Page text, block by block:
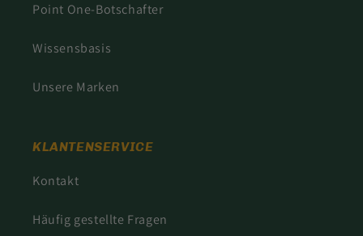
Point One-Botschafter
Wissensbasis
Unsere Marken
KLANTENSERVICE
Kontakt
Häufig gestellte Fragen